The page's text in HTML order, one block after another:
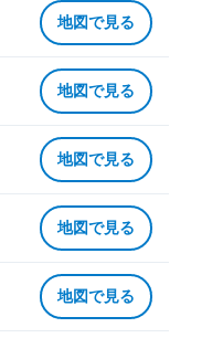
地図で見る
地図で見る
地図で見る
地図で見る
地図で見る